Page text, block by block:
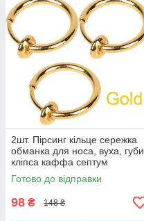
2шт. Пірсинг кільце сережка
обманка для носа, вуха, губи
кліпса каффа септум
(золото)
Готово до відправки
98 ₴ 148 ₴